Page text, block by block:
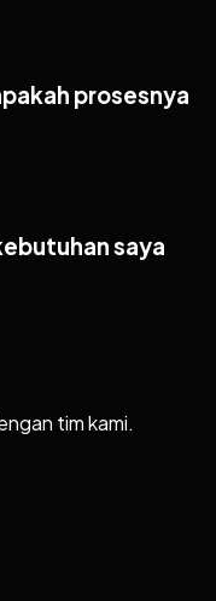
prosesnya
saya
tim kami.